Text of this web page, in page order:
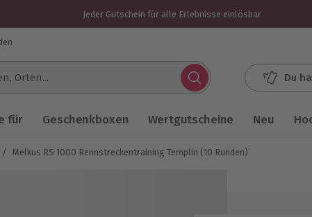
Jeder Gutschein für alle Erlebnisse einlösbar
Du
für Geschenkboxen Wertgutscheine Neu
/ Melkus RS 1000 Rennstreckentraining Templin (10 Runden)